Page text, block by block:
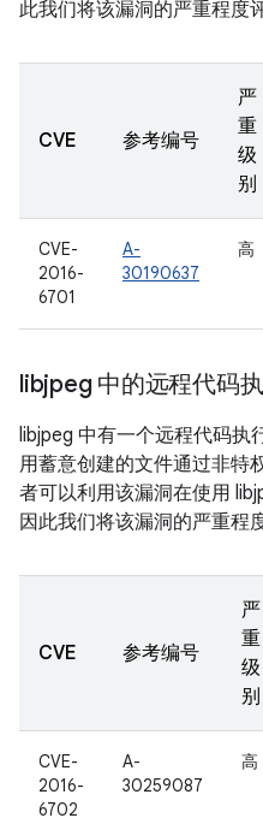
此我们将该漏洞的严重程度
CVE 参考编号
严
重
级
别
CVE-
2016-
6701
A-
30190637
高
libjpeg 中的远程代码
libjpeg 中有一个远程代码执
用蓄意创建的文件通过非特
者可以利用该漏洞在使用
因此我们将该漏洞的严重程
CVE 参考编号
严
重
级
别
CVE-
2016-
6702
A-
30259087
高